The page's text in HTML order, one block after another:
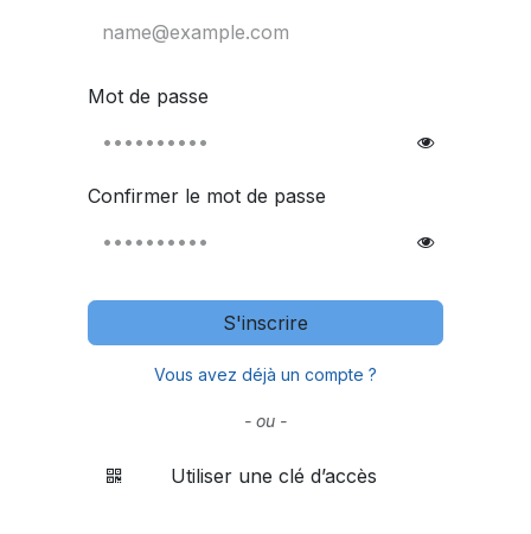
Mot de passe
Confirmer le mot de passe
S'inscrire
Vous avez déjà un compte ?
- ou -
Utiliser une clé d’accès